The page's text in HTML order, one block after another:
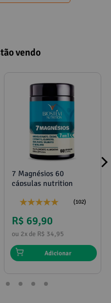
vendo
7 Magnésios 60
cápsulas nutrition
(102)
R$ 69,90
ou 2x de R$ 34,95
Adicionar